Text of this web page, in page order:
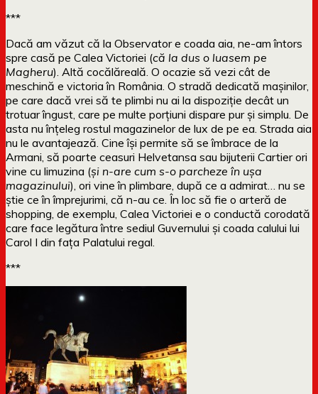
***
Dacă am văzut că la Observator e coada aia, ne-am întors
spre casă pe Calea Victoriei (că la dus o luasem pe
Magheru). Altă cocălăreală. O ocazie să vezi cât de
meschină e victoria în România. O stradă dedicată mașinilor,
pe care dacă vrei să te plimbi nu ai la dispoziție decât un
trotuar îngust, care pe multe porțiuni dispare pur și simplu. De
asta nu înțeleg rostul magazinelor de lux de pe ea. Strada aia
nu le avantajează. Cine își permite să se îmbrace de la
Armani, să poarte ceasuri Helvetansa sau bijuterii Cartier ori
vine cu limuzina (și n-are cum s-o parcheze în ușa
magazinului), ori vine în plimbare, după ce a admirat… nu se
știe ce în împrejurimi, că n-au ce. În loc să fie o arteră de
shopping, de exemplu, Calea Victoriei e o conductă corodată
care face legătura între sediul Guvernului și coada calului lui
Carol I din fața Palatului regal.
***